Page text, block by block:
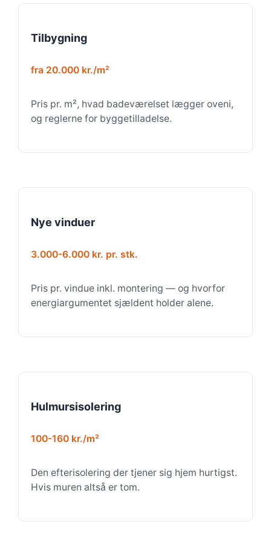
Tilbygning
fra 20.000 kr./m²
Pris pr. m², hvad badeværelset lægger oveni,
og reglerne for byggetilladelse.
Nye vinduer
3.000-6.000 kr. pr. stk.
Pris pr. vindue inkl. montering — og hvorfor
energiargumentet sjældent holder alene.
Hulmursisolering
100-160 kr./m²
Den efterisolering der tjener sig hjem hurtigst.
Hvis muren altså er tom.